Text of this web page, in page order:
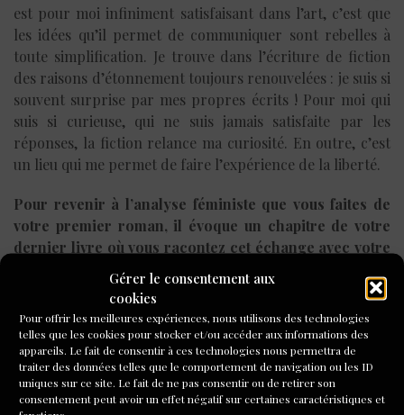
Gérer le consentement aux
cookies
Pour offrir les meilleures expériences, nous utilisons des technologies
telles que les cookies pour stocker et/ou accéder aux informations des
appareils. Le fait de consentir à ces technologies nous permettra de
traiter des données telles que le comportement de navigation ou les ID
uniques sur ce site. Le fait de ne pas consentir ou de retirer son
consentement peut avoir un effet négatif sur certaines caractéristiques et
est pour moi infiniment satisfaisant dans l’art, c’est que
les idées qu’il permet de communiquer sont rebelles à
toute simplification. Je trouve dans l’écriture de fiction
des raisons d’étonnement toujours renouvelées : je suis si
souvent surprise par mes propres écrits ! Pour moi qui
suis si curieuse, qui ne suis jamais satisfaite par les
réponses, la fiction relance ma curiosité. En outre, c’est
un lieu qui me permet de faire l’expérience de la liberté.
Pour revenir à l’analyse féministe que vous faites de
votre premier roman, il évoque un chapitre de votre
dernier livre où vous racontez cet échange avec votre
mère qui a tant compté pour vous.
La phrase de ma mère, «
pas faire » est une reconnaissance de la pression
qu’exerce sur nous le monde extérieur, pression qui est
d’autant plus forte sur les femmes. Je suis en train de
rédiger un article qui va paraître dans une anthologie